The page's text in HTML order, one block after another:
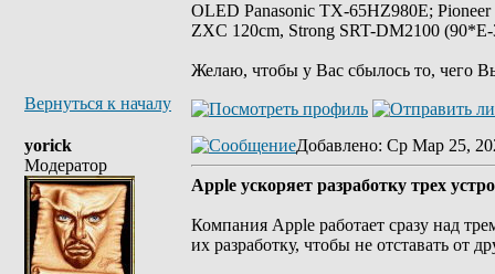
OLED Panasonic TX-65HZ980E;
ZXC 120cm, Strong SRT-DM2100
Желаю, чтобы у Вас сбылось то, чего
Вернуться к началу
yorick
Модератор
Добавлено: Ср Мар 25,
Apple ускоряет разработку трех
Компания Apple работает сразу над
их разработку, чтобы не отставать от